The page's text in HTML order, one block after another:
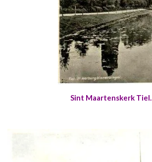
Sint Maartenskerk Tiel.